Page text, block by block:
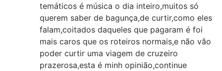
temáticos é música o dia inteiro,muitos só
querem saber de bagunça,de curtir,como eles
falam,coitados daqueles que pagaram é foi
mais caros que os roteiros normais,e não vão
poder curtir uma viagem de cruzeiro
prazerosa,esta é minh opinião,continue